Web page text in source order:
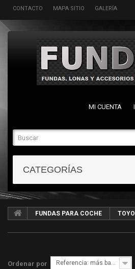
CONTACTO MAPA SITIO GALERÍA
MI CUENTA
CATEGORÍAS
FUNDAS PARA COCHE
Ordenar por Referencia: más bajo primero